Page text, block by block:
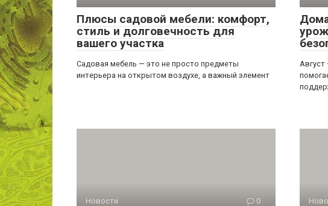
Плюсы садовой мебели: комфорт,
стиль и долговечность для
вашего участка
Садовая мебель — это не просто предметы
интерьера на открытом воздухе, а важный элемент
Новости 0